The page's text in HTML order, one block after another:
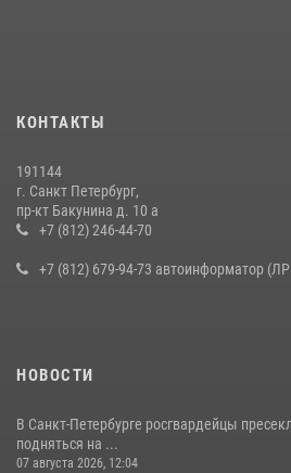
на III Международном петербургском
В Ленобласти сотрудники Росгвардии
воспитанниками детского клуба «Умные
КОНТАКТЫ
191144
г. Санкт Петербург,
пр-кт Бакунина д. 10 а
+7 (812) 246-44-70
+7 (812) 679-94-73 автоинформатор
НОВОСТИ
В Санкт-Петербурге росгвардейцы
подняться на ...
07 августа 2026, 12:04